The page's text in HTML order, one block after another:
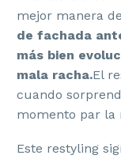
mejor manera
de fachada
más bien
mala racha.El
cuando
momento par la
Este restyling